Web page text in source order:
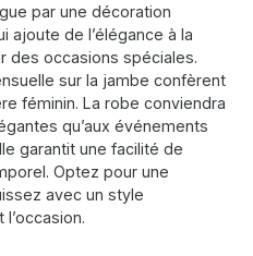
par une décoration
ajoute de l’élégance à la
des occasions spéciales.
sur la jambe confèrent
féminin. La robe conviendra
qu’aux événements
garantit une facilité de
Optez pour une
avec un style